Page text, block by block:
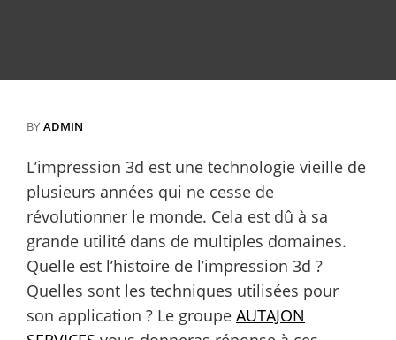
BY ADMIN
L’impression 3d est une technologie vieille de
plusieurs années qui ne cesse de
révolutionner le monde. Cela est dû à sa
grande utilité dans de multiples domaines.
Quelle est l’histoire de l’impression 3d ?
Quelles sont les techniques utilisées pour
son application ? Le groupe AUTAJON